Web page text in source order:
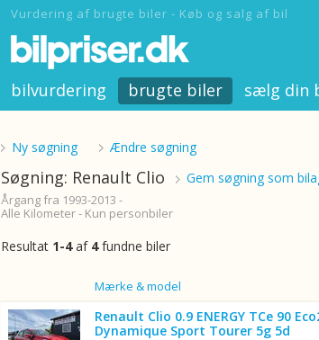
Vurdering af brugte biler - Køb og salg af bil
bilvurdering brugte biler sælg din
Ny søgning Ændre søgning
Søgning: Renault Clio Gem søgning som
Årgang fra 1993-2013 -
Alle Kilometer - Kun personbiler
Resultat 1-4af 4fundne biler
Mærke & model
Renault Clio 0.9 ENERGY TCe 90
Dynamique Sport Tourer 5g 5d